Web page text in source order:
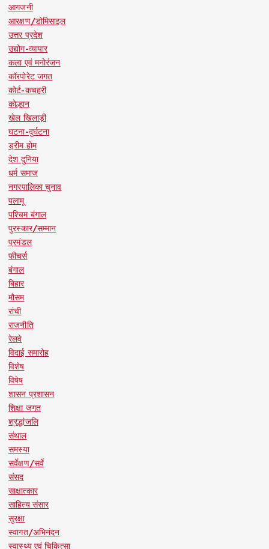
आगजनी
आरक्षण/डोमिसाइल
उत्तर प्रदेश
उद्योग-व्यापार
कला एवं मनोरंजन
कॉरपोरेट जगत
कोर्ट-कचहरी
कोल्हान
खेल खिलाड़ी
घटना-दुर्घटना
ड्रीम होम
देश दुनिया
धर्म समाज
नगरपालिका चुनाव
पलामू
पश्चिम बंगाल
पुरस्कार/सम्मान
प्रमंडल
फीचर्स
बंगाल
बिहार
मौसम
रांची
राजनीति
रेलवे
विदाई समारोह
विशेष
विषेष
शासन प्रशासन
शिक्षा जगत
श्रद्धांजलि
संथाल
समस्या
सर्वेक्षण/सर्वे
संसद
साक्षात्कार
साहित्य संसार
सुरक्षा
स्वागत/अभिनंदन
स्वास्थ्य एवं चिकित्सा